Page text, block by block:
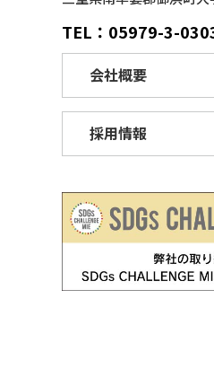
TEL：05979-3-
会社概要
採用情報